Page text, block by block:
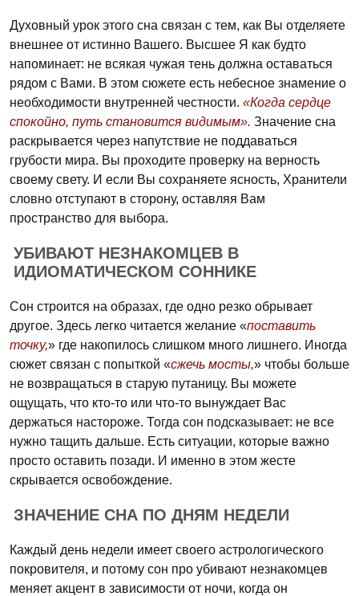
Духовный урок этого сна связан с тем, как Вы отделяете
внешнее от истинно Вашего. Высшее Я как будто
напоминает: не всякая чужая тень должна оставаться
рядом с Вами. В этом сюжете есть небесное знамение о
необходимости внутренней честности. «Когда сердце
спокойно, путь становится видимым». Значение сна
раскрывается через напутствие не поддаваться
грубости мира. Вы проходите проверку на верность
своему свету. И если Вы сохраняете ясность, Хранители
словно отступают в сторону, оставляя Вам
пространство для выбора.
УБИВАЮТ НЕЗНАКОМЦЕВ В
ИДИОМАТИЧЕСКОМ СОННИКЕ
Сон строится на образах, где одно резко обрывает
другое. Здесь легко читается желание «поставить
точку,» где накопилось слишком много лишнего. Иногда
сюжет связан с попыткой «сжечь мосты,» чтобы больше
не возвращаться в старую путаницу. Вы можете
ощущать, что кто-то или что-то вынуждает Вас
держаться настороже. Тогда сон подсказывает: не все
нужно тащить дальше. Есть ситуации, которые важно
просто оставить позади. И именно в этом жесте
скрывается освобождение.
ЗНАЧЕНИЕ СНА ПО ДНЯМ НЕДЕЛИ
Каждый день недели имеет своего астрологического
покровителя, и потому сон про убивают незнакомцев
меняет акцент в зависимости от ночи, когда он